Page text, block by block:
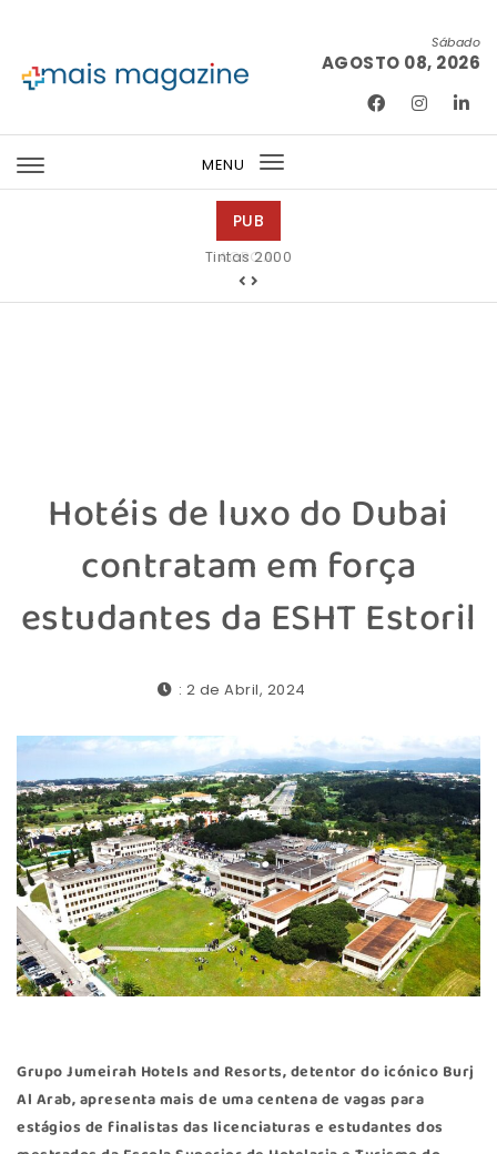
Sábado
AGOSTO 08, 2026
MENU
Toggle
PUB
Tintas 2000
Hotéis de luxo do Dubai
contratam em força
estudantes da ESHT Estoril
: 2 de Abril, 2024
Grupo Jumeirah Hotels and Resorts, detentor do icónico Burj
Al Arab, apresenta mais de uma centena de vagas para
estágios de finalistas das licenciaturas e estudantes dos